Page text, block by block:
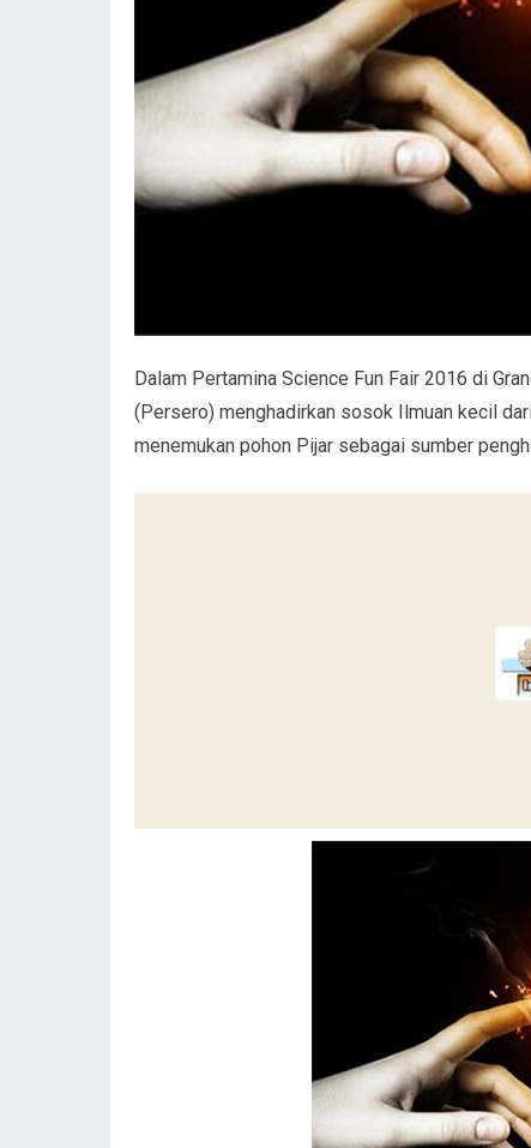
Dalam Pertamina Science Fun Fair 2016 di
(Persero) menghadirkan sosok Ilmuan kecil
menemukan pohon Pijar sebagai sumber